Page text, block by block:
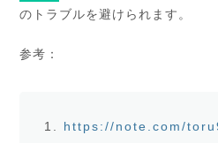
のトラブルを避けられます。
参考：
https://note.com/